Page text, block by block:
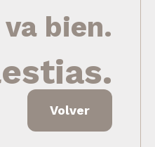
bien.
Volver